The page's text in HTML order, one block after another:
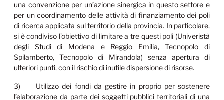
una convenzione per un’azione sinergica in questo settore e
per un coordinamento delle attività di finanziamento dei poli
di ricerca applicata sul territorio della provincia. In particolare,
si è condiviso l’obiettivo di limitare a tre questi poli (Univeristà
degli Studi di Modena e Reggio Emilia, Tecnopolo di
Spilamberto, Tecnopolo di Mirandola) senza apertura di
ulteriori punti, con il rischio di inutile dispersione di risorse.
3) Utilizzo dei fondi da gestire in proprio per sostenere
l’elaborazione da parte dei soggetti pubblici territoriali di una